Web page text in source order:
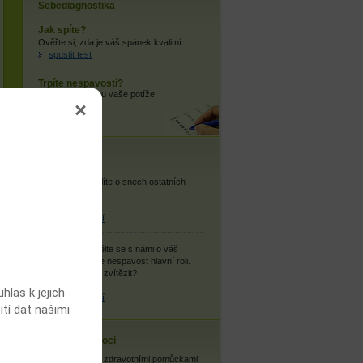
Sebediagnostika
Jak spíte?
Ověřte si, zda je váš spánek kvalitní.
spustit test
Trpíte nespavostí?
Zjistěte, jaké jsou vaše potíže.
spustit test
Co si myslíte o snech ostatních
více informací
Podělte se s námi o váš
příběh, kde hraje nespavost hlavní roli.
Podařilo se vám zvítězit?
více informací
Cestovní nemoci
Se zdravotními pomůckami
k jejich
dat našimi